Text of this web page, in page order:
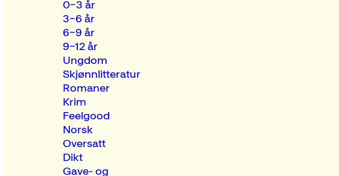
0–3 år
3–6 år
6–9 år
9–12 år
Ungdom
Skjønnlitteratur
Romaner
Krim
Feelgood
Norsk
Oversatt
Dikt
Gave- og